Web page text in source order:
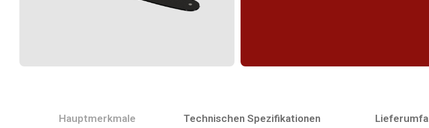
Hauptmerkmale Technischen Spezifikationen